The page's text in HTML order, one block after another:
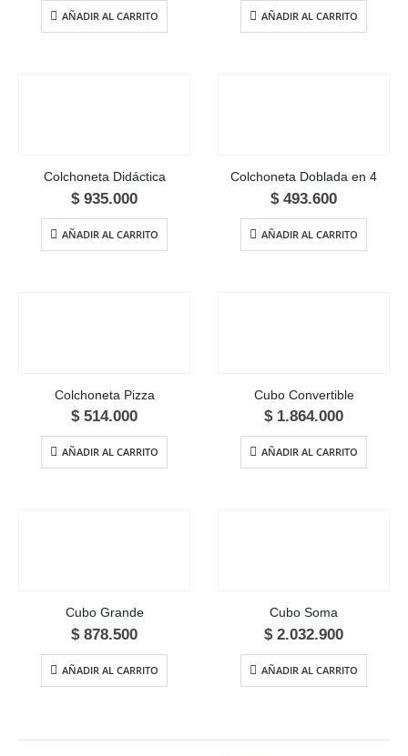
AÑADIR AL CARRITO AÑADIR AL CARRITO
Colchoneta Didáctica
$935.000
AÑADIR AL CARRITO
Colchoneta Doblada en 4
$493.600
AÑADIR AL CARRITO
Colchoneta Pizza
$514.000
AÑADIR AL CARRITO
Cubo Convertible
$1.864.000
AÑADIR AL CARRITO
Cubo Grande
$878.500
AÑADIR AL CARRITO
Cubo Soma
$2.032.900
AÑADIR AL CARRITO